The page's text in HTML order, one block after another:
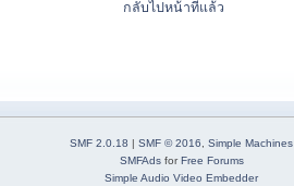
กลับไปหน้าที่แล้ว
SMF 2.0.18 | SMF © 2016, Simple Machines
SMFAdsforFree Forums
Simple Audio Video Embedder